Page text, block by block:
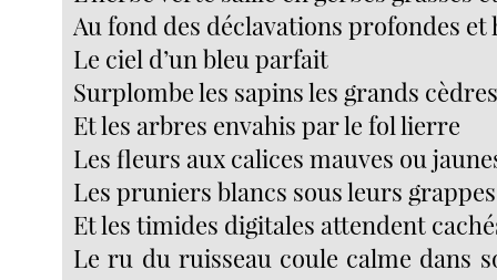
Au fond des déclavations profondes et
Le ciel d’un bleu parfait
Surplombe les sapins les grands
Et les arbres envahis par le fol lierre
Les fleurs aux calices mauves ou
Les pruniers blancs sous leurs
Et les timides digitales attendent
Le ru du ruisseau coule calme dans